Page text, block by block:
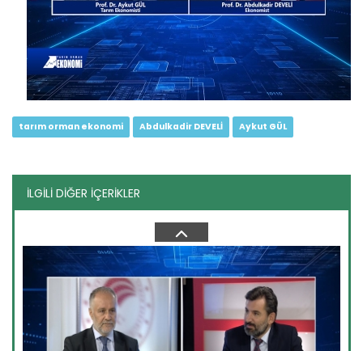
tarım orman ekonomi Abdulkadir DEVELİ Aykut GÜL
İLGİLİ DİĞER İÇERİKLER
Tarım Orman Ekonomi 26.Bölüm
Devamını Oku ->
Tarım Orman Ekonomi 25.Bölüm